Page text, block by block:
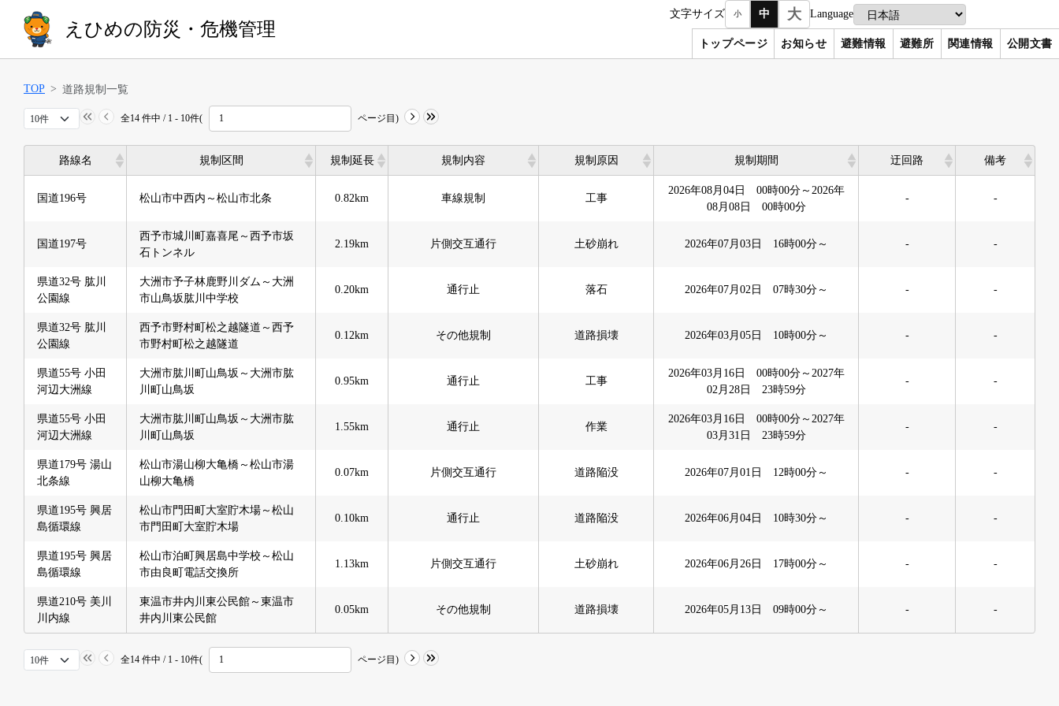
えひめの防災・危機管理
文字サイズ 小 中 大 Language
トップページ お知らせ 避難情報 避難所 関連情報 公開文書
TOP 道路規制一覧
全14 件中 / 1 - 10件( ページ目)
路線名 規制区間 規制延長 規制内容 規制原因 規制期間 迂回路
備考
規制期間
国道196号
松山市中西内～松山市北条 0.82km 車線規制 工事
2026年08月04日 00時00分～2026年
08月08日 00時00分
- -
国道197号
西予市城川町嘉喜尾～西予市坂
石トンネル
2.19km 片側交互通行 土砂崩れ 2026年07月03日 16時00分～ - -
県道32号 肱川
公園線
大洲市予子林鹿野川ダム～大洲
市山鳥坂肱川中学校
0.20km 通行止 落石 2026年07月02日 07時30分～ - -
県道32号 肱川
公園線
西予市野村町松之越隧道～西予
市野村町松之越隧道
0.12km その他規制 道路損壊 2026年03月05日 10時00分～ - -
県道55号 小田
河辺大洲線
大洲市肱川町山鳥坂～大洲市肱
川町山鳥坂
0.95km 通行止 工事
2026年03月16日 00時00分～2027年
02月28日 23時59分
- -
県道55号 小田
河辺大洲線
大洲市肱川町山鳥坂～大洲市肱
川町山鳥坂
1.55km 通行止 作業
2026年03月16日 00時00分～2027年
03月31日 23時59分
- -
県道179号 湯山
北条線
松山市湯山柳大亀橋～松山市湯
山柳大亀橋
0.07km 片側交互通行 道路陥没 2026年07月01日 12時00分～ - -
県道195号 興居
島循環線
松山市門田町大室貯木場～松山
市門田町大室貯木場
0.10km 通行止 道路陥没 2026年06月04日 10時30分～ - -
県道195号 興居
島循環線
松山市泊町興居島中学校～松山
市由良町電話交換所
1.13km 片側交互通行 土砂崩れ 2026年06月26日 17時00分～ - -
県道210号 美川
川内線
東温市井内川東公民館～東温市
井内川東公民館
0.05km その他規制 道路損壊 2026年05月13日 09時00分～ - -
全14 件中 / 1 - 10件( ページ目)